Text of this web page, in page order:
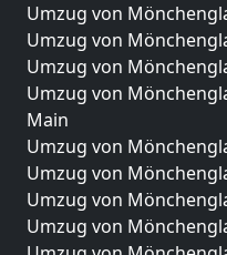
Umzug von
Umzug von
Umzug von
Umzug von
Main
Umzug von
Umzug von
Umzug von
Umzug von